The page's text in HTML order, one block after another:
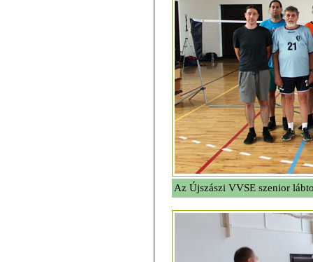
Az Újszászi VVSE szenior